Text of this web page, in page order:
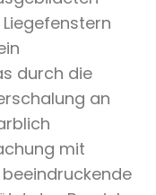
durch die
an
mit